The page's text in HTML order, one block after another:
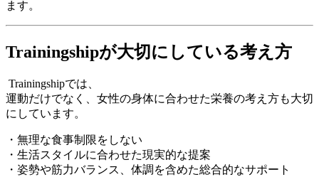
ます。
Trainingshipが大切にしている考え方
Trainingshipでは、
運動だけでなく、女性の身体に合わせた栄養の考え方も大切
にしています。
・無理な食事制限をしない
・生活スタイルに合わせた現実的な提案
・姿勢や筋力バランス、体調を含めた総合的なサポート